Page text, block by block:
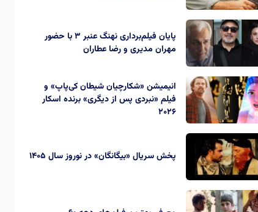
پایان فیلم‌برداری نهنگ عنبر ۳ با حضور
مهران مدیری و رضا عطاران
انیمیشن «شکارچیان شیطان کی‌پاپ» و
فیلم «نبردی پس از دیگری» برنده اسکار
2026
پخش سریال «بیگانگان» در نوروز سال ۱۴۰۵